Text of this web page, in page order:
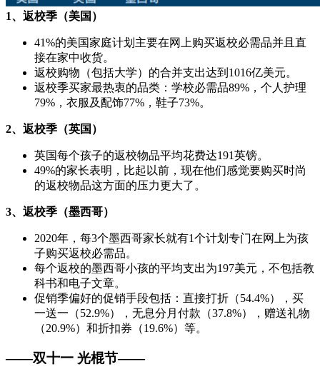
1、返校季（美国）
41%的美国家庭计划主要在网上购买返校必需品并且直
接在家中收货。
返校购物（包括大学）的合并支出达到1016亿美元。
返校季买家最热衷的品类：学校必需品89%，个人护理
79%，衣服及配饰77%，鞋子73%。
2、返校季（英国）
英国每个孩子的返校物品平均花费达191英镑。
49%的家长表明，比起以前，现在他们感觉要购买时尚
的返校物品这方面的压力更大了。
3、返校季（墨西哥）
2020年，每3个墨西哥家长就有1个计划专门在网上为孩
子购买返校必需品。
每个返校的墨西哥小孩的平均支出为197美元，不包括教
科书和电子文章。
促销季偏好的促销手段包括：直接打折（54.4%），买
一送一（52.9%），无息分月付款（37.8%），赠送礼物
（20.9%）和折扣券（19.6%）等。
——双十一 光棍节——